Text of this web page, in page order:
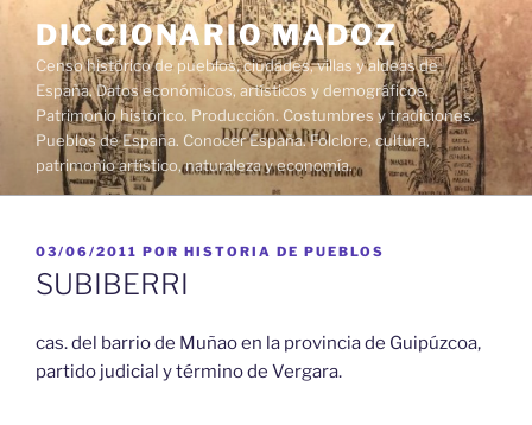
contenido
DICCIONARIO MADOZ
Censo histórico de pueblos, ciudades, villas y aldeas de
España. Datos económicos, artísticos y demográficos.
Patrimonio histórico. Producción. Costumbres y tradiciones.
Pueblos de España. Conocer España. Folclore, cultura,
patrimonio artístico, naturaleza y economía.
PUBLICADO
EL
03/06/2011 POR HISTORIA DE PUEBLOS
SUBIBERRI
cas. del barrio de Muñao en la provincia de Guipúzcoa,
partido judicial y término de Vergara.